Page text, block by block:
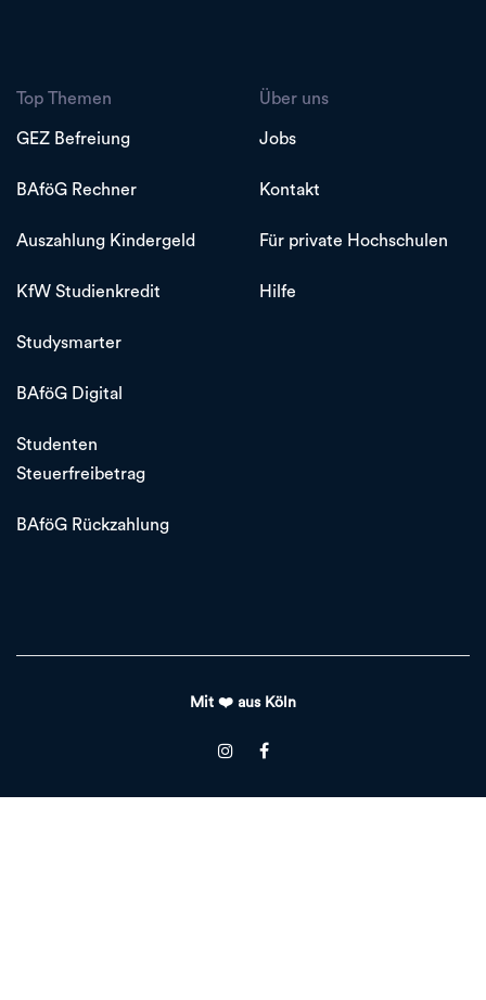
Top Themen
GEZ Befreiung
BAföG Rechner
Auszahlung Kindergeld
KfW Studienkredit
Studysmarter
BAföG Digital
Studenten
Steuerfreibetrag
BAföG Rückzahlung
Über uns
Jobs
Kontakt
Für private Hochschulen
Hilfe
Mit ❤️ aus Köln